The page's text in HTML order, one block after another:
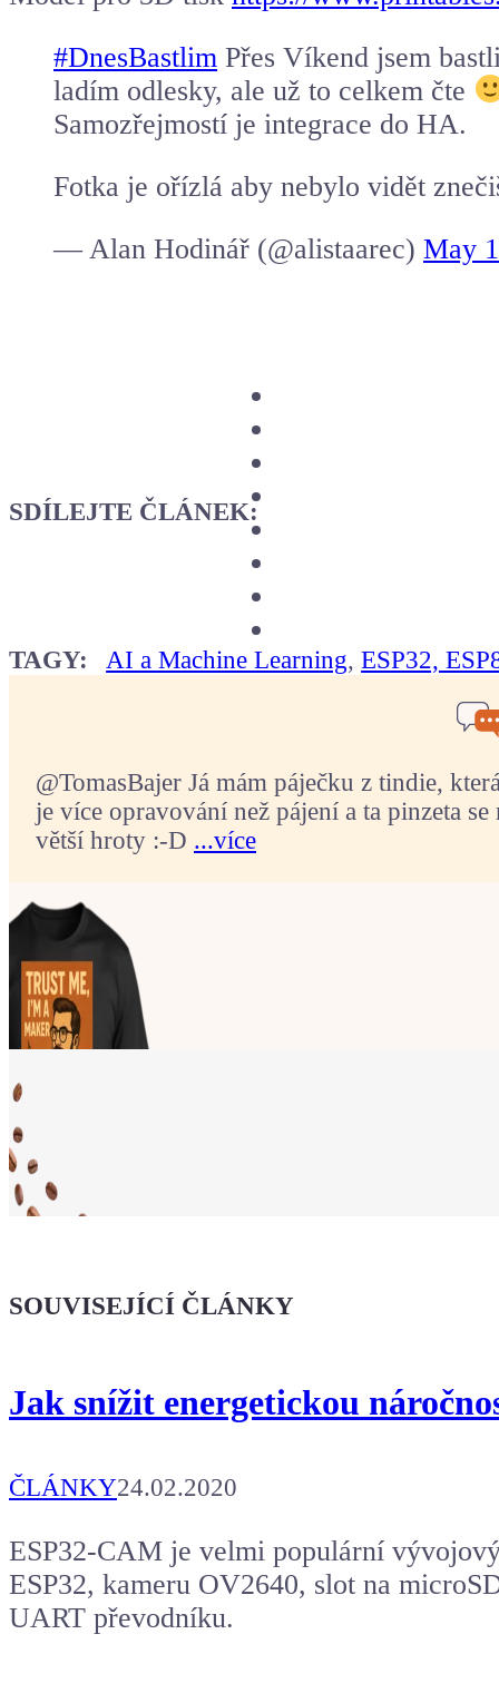
#DnesBastlim Přes Víkend jsem
ladím odlesky, ale už to celkem čte
Samozřejmostí je integrace do HA.
Fotka je ořízlá aby nebylo vidět
— Alan Hodinář (@alistaarec) May
SDÍLEJTE ČLÁNEK:
TAGY: AI a Machine Learning,ESP32,
@TomasBajer Já mám páječku z tindie,
je více opravování než pájení a ta pinzeta
větší hroty :-D ...více
že jsi Maker!
Kafe pro Chiptrona
Aby mohl napsat další článek.
SOUVISEJÍCÍ ČLÁNKY
Jak snížit energetickou
ČLÁNKY24.02.2020
ESP32-CAM je velmi populární
ESP32, kameru OV2640, slot na
UART převodníku.